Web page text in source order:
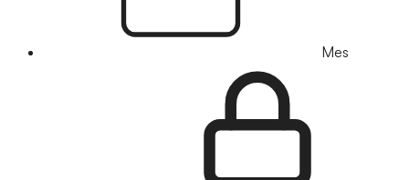
Mes